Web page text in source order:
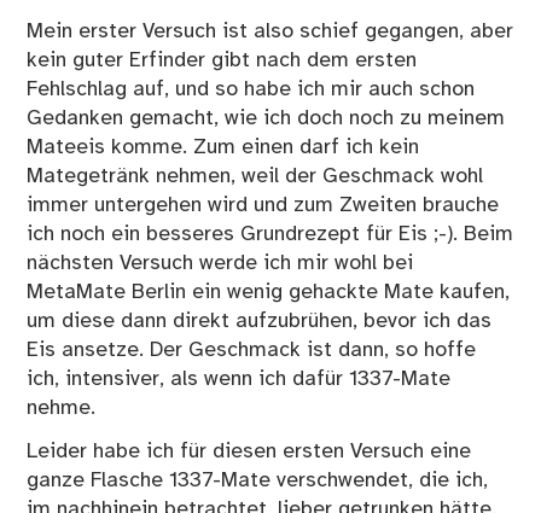
Mein erster Versuch ist also schief gegangen, aber
kein guter Erfinder gibt nach dem ersten
Fehlschlag auf, und so habe ich mir auch schon
Gedanken gemacht, wie ich doch noch zu meinem
Mateeis komme. Zum einen darf ich kein
Mategetränk nehmen, weil der Geschmack wohl
immer untergehen wird und zum Zweiten brauche
ich noch ein besseres Grundrezept für Eis ;-). Beim
nächsten Versuch werde ich mir wohl bei
MetaMate Berlin ein wenig gehackte Mate kaufen,
um diese dann direkt aufzubrühen, bevor ich das
Eis ansetze. Der Geschmack ist dann, so hoffe
ich, intensiver, als wenn ich dafür 1337-Mate
nehme.
Leider habe ich für diesen ersten Versuch eine
ganze Flasche 1337-Mate verschwendet, die ich,